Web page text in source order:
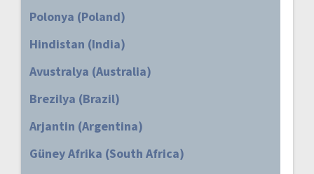
Polonya (Poland)
Hindistan (India)
Avustralya (Australia)
Brezilya (Brazil)
Arjantin (Argentina)
Güney Afrika (South Africa)